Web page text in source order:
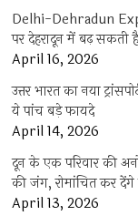
Delhi-Dehradun
पर देहरादून में बढ़ सकती
April 16, 2026
उत्तर भारत का नया
ये पांच बड़े फायदे
April 14, 2026
दून के एक परिवार की
की जंग, रोमांचित कर
April 13, 2026